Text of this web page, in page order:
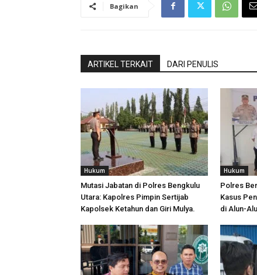
Bagikan
ARTIKEL TERKAIT DARI PENULIS
Hukum
Mutasi Jabatan di Polres Bengkulu
Utara: Kapolres Pimpin Sertijab
Kapolsek Ketahun dan Giri Mulya.
Hukum
Polres
Kasus
di Alun-